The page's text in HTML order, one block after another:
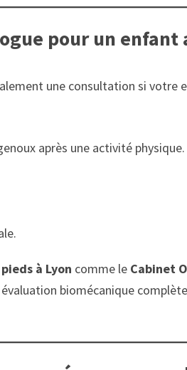
pour un enfant
une consultation si votre
après une activité physique.
à Lyon comme le Cabinet
biomécanique